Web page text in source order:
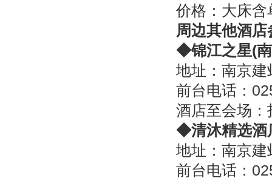
价格：大床
周边其他酒
◆锦江之星(
地址：南京
前台电话：
酒店至会场
◆清沐精选酒
地址：南京
前台电话：